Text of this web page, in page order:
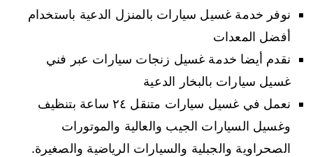
نوفر خدمة غسيل سيارات بالمنزل الدعية باستخدام
أفضل المعدات
نقدم أيضا خدمة غسيل زنجات سيارات عبر فني
غسيل سيارات بالبخار الدعية
نعمل في غسيل سيارات متنقل ٢٤ ساعة بتنظيف
وغسيل السيارات الجيب والعالية والموتورات
الصحراوية والجبلية والسيارات الرياضية والصغيرة.